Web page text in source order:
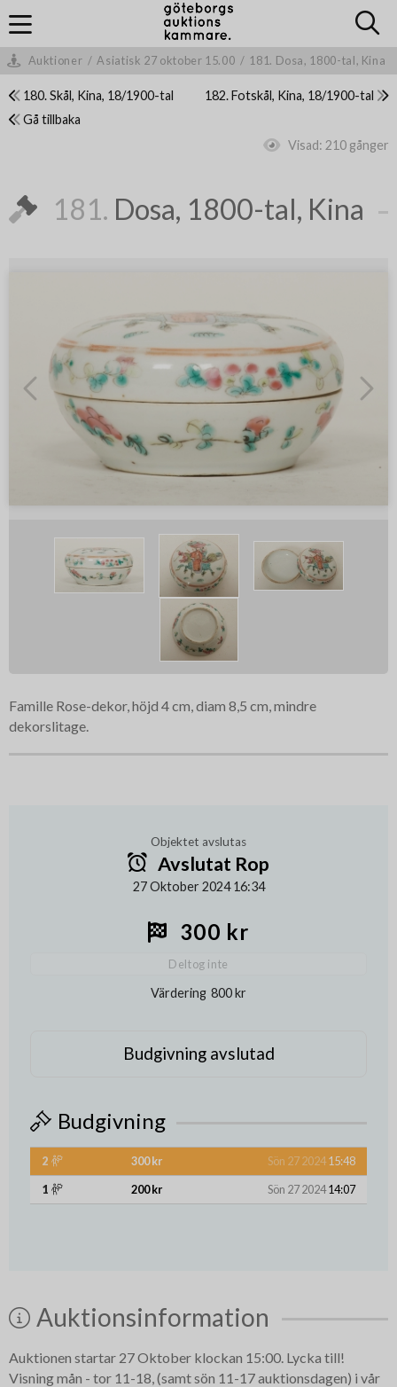
Auktioner / Asiatisk 27 oktober 15.00 / 181. Dosa, 1800-tal, Kina
180. Skål, Kina, 18/1900-tal
182. Fotskål, Kina, 18/1900-tal
Gå tillbaka
Visad: 210 gånger
181. Dosa, 1800-tal, Kina
Famille Rose-dekor, höjd 4 cm, diam 8,5 cm, mindre
dekorslitage.
Objektet avslutas
Avslutat Rop
27 Oktober 2024 16:34
300 kr
Deltog inte
Värdering 800 kr
Budgivning avslutad
Budgivning
2 300 kr Sön 27 202415:48
1
200 kr Sön 27 202414:07
Auktionsinformation
Auktionen startar 27 Oktober klockan 15:00. Lycka till!
Visning mån - tor 11-18, (samt sön 11-17 auktionsdagen) i vår